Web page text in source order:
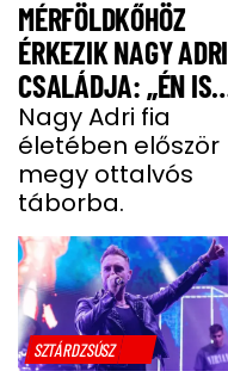
MÉRFÖLDKŐHÖZ
ÉRKEZIK NAGY ADRI
CSALÁDJA: „ÉN IS
UGYANÚGY IZGULOK,
MINT Ő”
Nagy Adri fia
életében először
megy ottalvós
táborba.
SZTÁRDZSÚSZ